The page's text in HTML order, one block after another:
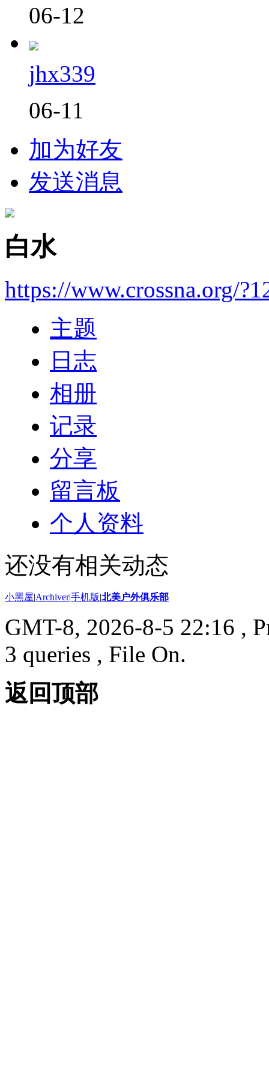
06-12
jhx339
06-11
加为好友
发送消息
白水
https://www.crossna.org/
主题
日志
相册
记录
分享
留言板
个人资料
还没有相关动态
小黑屋|Archiver|手机版|北美户外俱乐部
GMT-8, 2026-8-5 22:16 ,
3 queries , File On.
返回顶部